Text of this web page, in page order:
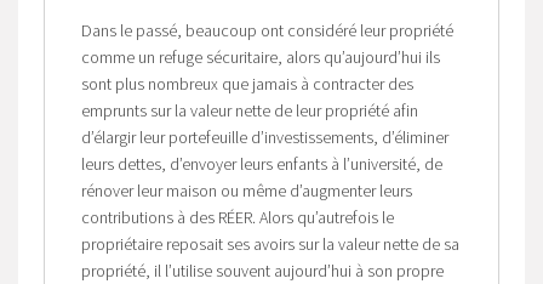
Dans le passé, beaucoup ont considéré leur propriété
comme un refuge sécuritaire, alors qu’aujourd’hui ils
sont plus nombreux que jamais à contracter des
emprunts sur la valeur nette de leur propriété afin
d’élargir leur portefeuille d’investissements, d’éliminer
leurs dettes, d’envoyer leurs enfants à l’université, de
rénover leur maison ou même d’augmenter leurs
contributions à des RÉER. Alors qu’autrefois le
propriétaire reposait ses avoirs sur la valeur nette de sa
propriété, il l’utilise souvent aujourd’hui à son propre